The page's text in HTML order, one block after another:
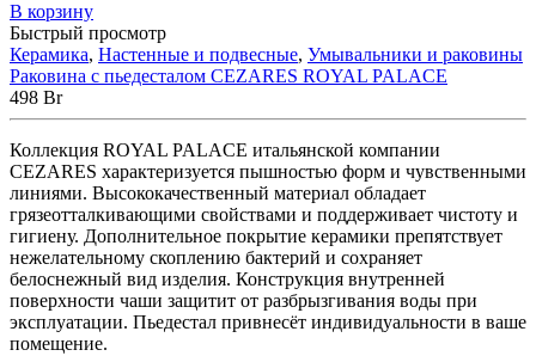
Шкафчики и пеналы(6)
Без рубрики(0)
Отдельностоящие(4)
Прямоугольные(2)
Акриловые (82)
Встраиваемые(1)
Отдельностоящие(40)
Прямоугольные(19)
Угловые асимметричные(5)
Угловые симметричные(13)
В корзину
Быстрый просмотр
Керамика, Настенные и подвесные, Умывальники и раковины
Раковина с пьедесталом CEZARES ROYAL PALACE
498 Br
Коллекция ROYAL PALACE итальянской компании
CEZARES характеризуется пышностью форм и чувственными
линиями. Высококачественный материал обладает
грязеотталкивающими свойствами и поддерживает чистоту и
гигиену. Дополнительное покрытие керамики препятствует
нежелательному скоплению бактерий и сохраняет
белоснежный вид изделия. Конструкция внутренней
поверхности чаши защитит от разбрызгивания воды при
эксплуатации. Пьедестал привнесёт индивидуальности в ваше
помещение.